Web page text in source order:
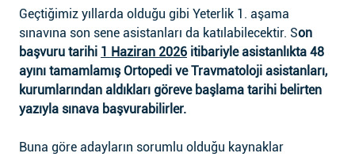
Geçtiğimiz yıllarda olduğu gibi Yeterlik 1. aşama
sınavına son sene asistanları da katılabilecektir. Son
başvuru tarihi 1 Haziran 2026 itibariyle asistanlıkta 48
ayını tamamlamış Ortopedi ve Travmatoloji asistanları,
kurumlarından aldıkları göreve başlama tarihi belirten
yazıyla sınava başvurabilirler.
Buna göre adayların sorumlu olduğu kaynaklar